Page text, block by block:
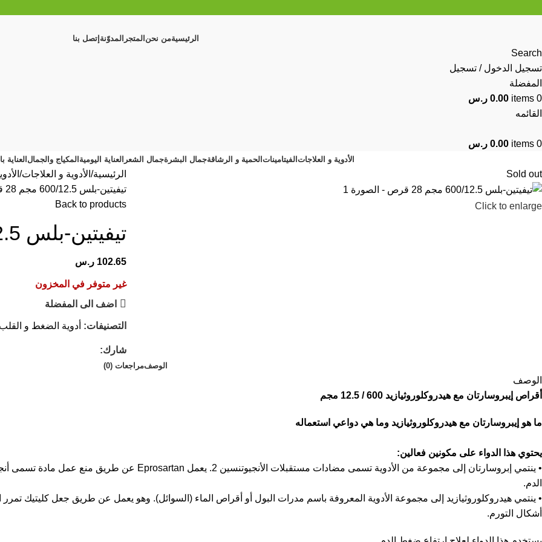
الرئيسيةمن نحن المتجر المدوّنة إتصل بنا
Search
تسجيل الدخول / تسجيل
المفضلة
0
items
0.00 ر.س
القائمه
0
items
0.00 ر.س
الأدوية و العلاجات الفيتامينات الحمية و الرشاقةجمال البشرةجمال الشعر العناية اليومية المكياج والجمال العناية
Sold out
Click to enlarge
الرئيسية الأدوية و العلاجات
تيفيتين-بلس 600/12.5 مجم 28 قرص
Back to products
تيفيتين-بلس 600/12.5 مجم 28 قرص
102.65 ر.س
غير متوفر في المخزون
اضف الى المفضلة
التصنيفات: أدوية الضغط و
شارك:
الوصفمراجعات (0)
الوصف
أقراص إيبروسارتان مع هيدروكلوروثيازيد 600 / 12.5 مجم
ما هو إيبروسارتان مع هيدروكلوروثيازيد وما هي دواعي استعماله
يحتوي هذا الدواء على مكونين فعالين:
الدم.
• ينتمي هيدروكلوروثيازيد إلى مجموعة الأدوية المعروفة باسم مدرات البول أو أقراص الماء (السوائل). وهو يعمل عن طريق جعل كليتيك
أشكال التورم.